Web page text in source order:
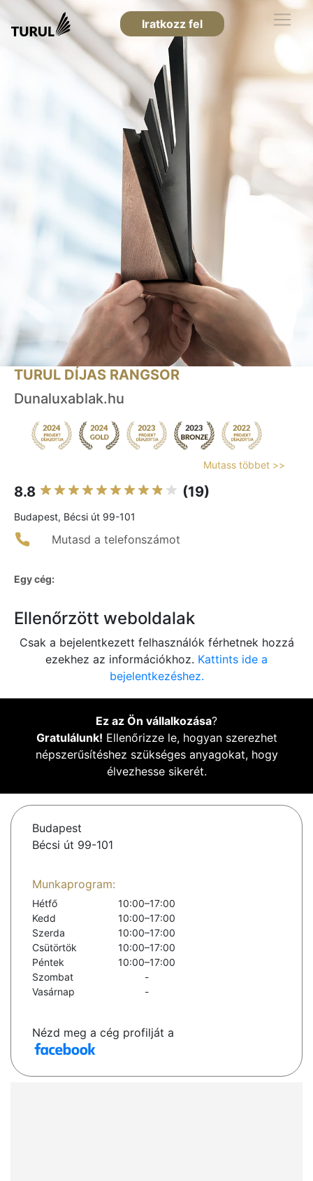
Iratkozz fel
TURUL DÍJAS RANGSOR
Dunaluxablak.hu
Mutass többet >>
8.8 (19)
Budapest, Bécsi út 99-101
Mutasd a telefonszámot
Egy cég:
Ellenőrzött weboldalak
Csak a bejelentkezett felhasználók férhetnek hozzá
ezekhez az információkhoz. Kattints ide a
bejelentkezéshez.
Ez az Ön vállalkozása?
Gratulálunk! Ellenőrizze le, hogyan szerezhet
népszerűsítéshez szükséges anyagokat, hogy
élvezhesse sikerét.
Budapest
Bécsi út 99-101
Munkaprogram:
Hétfő
10:00–17:00
Kedd
10:00–17:00
Szerda
10:00–17:00
Csütörtök
10:00–17:00
Péntek
10:00–17:00
Szombat
-
Vasárnap
-
Nézd meg a cég profilját a